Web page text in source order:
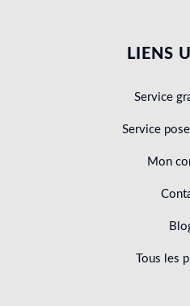
LIENS
Service
Service
Mon
Tous les